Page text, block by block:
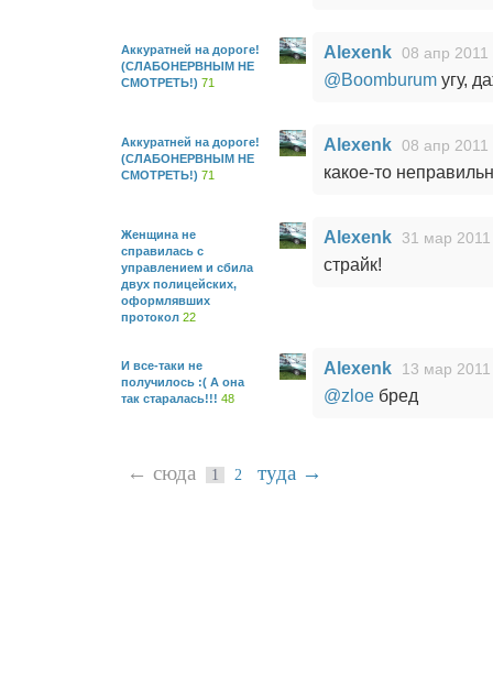
Аккуратней на дороге!
(СЛАБОНЕРВНЫМ НЕ
СМОТРЕТЬ!) 71
Alexenk 08 апр 2011
@Boomburumугу,
Аккуратней на дороге!
(СЛАБОНЕРВНЫМ НЕ
СМОТРЕТЬ!) 71
Alexenk 08 апр 2011
какое-то
Женщина не
справилась с
управлением и сбила
двух полицейских,
оформлявших
протокол 22
Alexenk 31 мар
страйк!
И все-таки не
получилось :( А она
так старалась!!! 48
Alexenk 13 мар
@zloeбред
← сюда 1 2 туда →